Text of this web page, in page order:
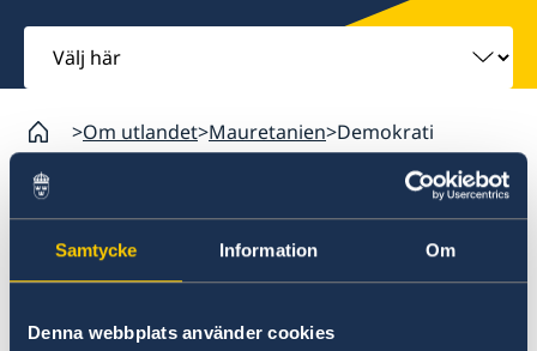
Samtycke Information Om
Denna webbplats använder cookies
Välj
här
Om utlandet Mauretanien Demokrati
Mauretanien
Rösta i Mauretanien
Hjälp till svenskar i Mauretanien
Rösta i Mauretanien
Reseinformation
Demokrati